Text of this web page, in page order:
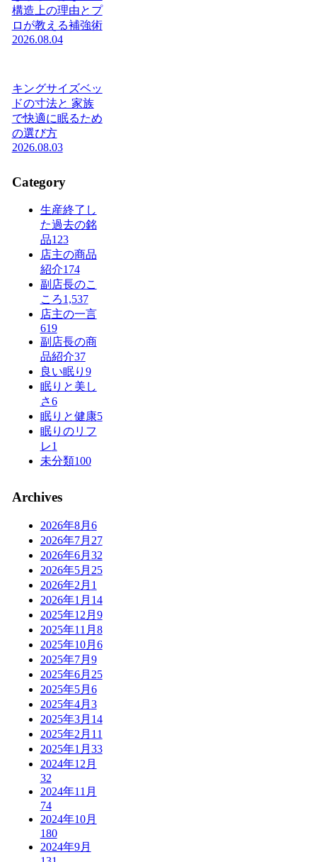
構造上の理由とプ
ロが教える補強術
2026.08.04
キングサイズベッ
ドの寸法と 家族
で快適に眠るため
の選び方
2026.08.03
Category
生産終了し
た過去の銘
品123
店主の商品
紹介174
副店長のこ
ころ1,537
店主の一言
619
副店長の商
品紹介37
良い眠り 9
眠りと美し
さ6
眠りと健康5
眠りのリフ
レ1
未分類100
Archives
2026年8月 6
2026年7月 27
2026年6月 32
2026年5月 25
2026年2月 1
2026年1月 14
2025年12月 9
2025年11月 8
2025年10月 6
2025年7月 9
2025年6月 25
2025年5月 6
2025年4月 3
2025年3月 14
2025年2月 11
2025年1月 33
2024年12月
32
2024年11月
74
2024年10月
180
2024年9月